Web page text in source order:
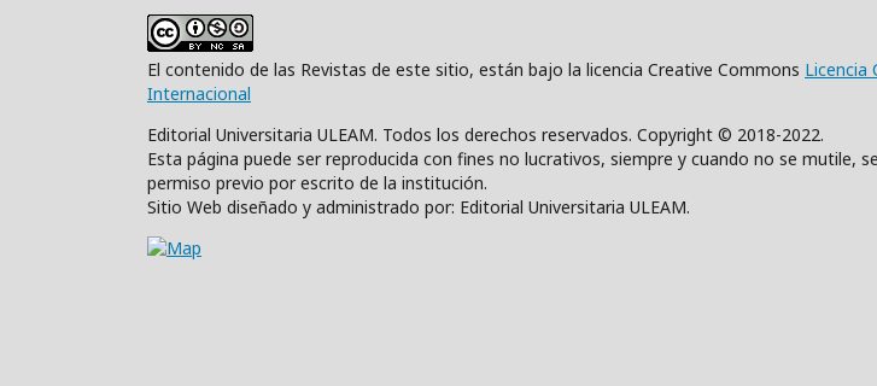
El contenido de las Revistas de este sitio, están bajo la licencia Creative Commons Licencia
Internacional
Editorial Universitaria ULEAM. Todos los derechos reservados. Copyright © 2018-2022.
Esta página puede ser reproducida con fines no lucrativos, siempre y cuando no se
permiso previo por escrito de la institución.
Sitio Web diseñado y administrado por: Editorial Universitaria ULEAM.